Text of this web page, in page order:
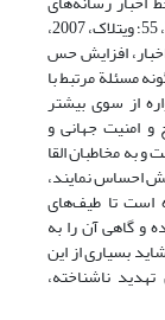
غربی بوده است (مظفری، 2006، 516؛ دارزنیک، 2008، 55؛ ویتلاک، 2007،
افزایش حس
مسئلة مرتبط با
از سوی بیشتر
امنیت جهانی و
مخاطبان القا
احساس نمایند،
است تا طیف‌های
و گاهی آن را به
بسیاری از این
ناشناخته،